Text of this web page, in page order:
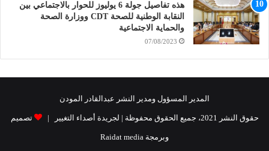
هذه تفاصيل جولة 6 يوليوز للحوار بالاجتماعي بين
النقابة الوطنية للصحة CDT ووزارة الصحة
والحماية الاجتماعية
07/08/2023
المدير المسؤول ومدير النشر عبدالقادر المودن
حقوق النشر 2021، جميع الحقوق محفوظة | لجريدة أصداء التغيير | تصميم
وبرمجة Raidat media